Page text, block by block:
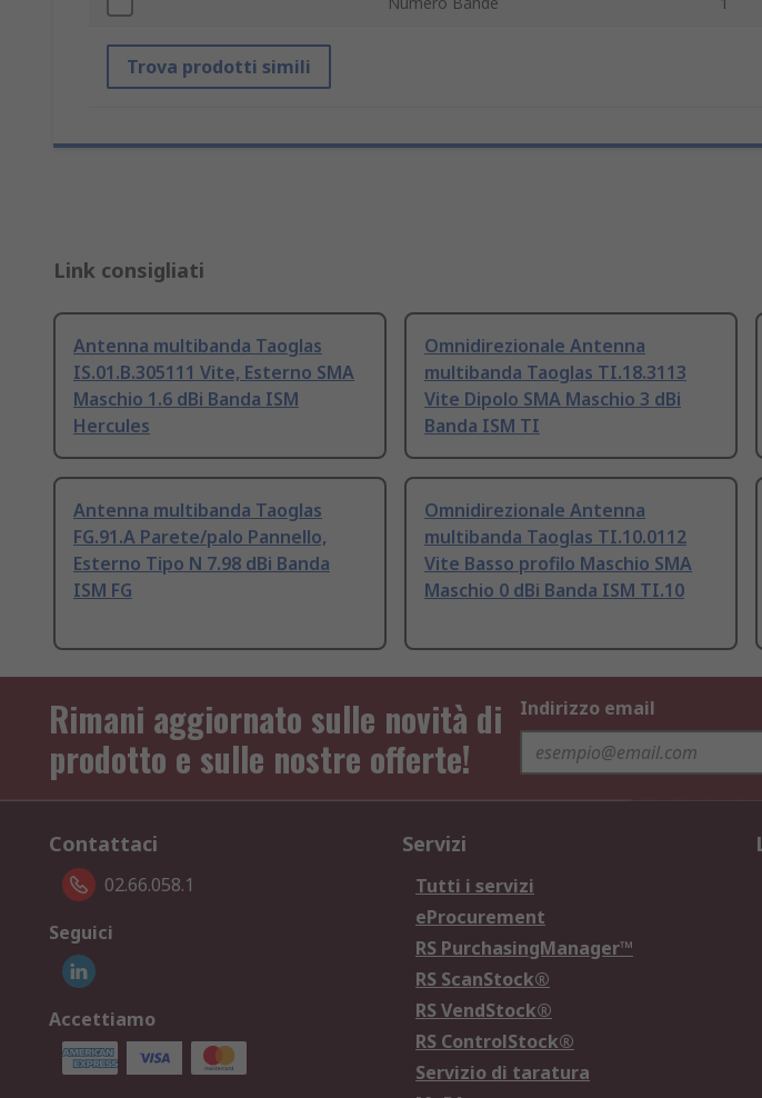
Trova prodotti simili
Link consigliati
Antenna multibanda Taoglas
IS.01.B.305111 Vite, Esterno SMA
Maschio 1.6 dBi Banda ISM
Hercules
Omnidirezionale Antenna
multibanda Taoglas TI.18.3113
Vite Dipolo SMA Maschio 3 dBi
Banda ISM TI
Antenna multibanda Taoglas
FG.91.A Parete/palo Pannello,
Esterno Tipo N 7.98 dBi Banda
ISM FG
Omnidirezionale Antenna
multibanda Taoglas TI.10.0112
Vite Basso profilo Maschio SMA
Maschio 0 dBi Banda ISM TI.10
Rimani aggiornato sulle novità di
prodotto e sulle nostre offerte!
Indirizzo email
Contattaci
02.66.058.1
Seguici
Accettiamo
Servizi
Tutti i servizi
eProcurement
RS PurchasingManager™
RS ScanStock®
RS VendStock®
RS ControlStock®
Servizio di taratura